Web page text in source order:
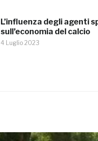
L’influenza degli agenti
sull’economia del calcio
4 Luglio 2023